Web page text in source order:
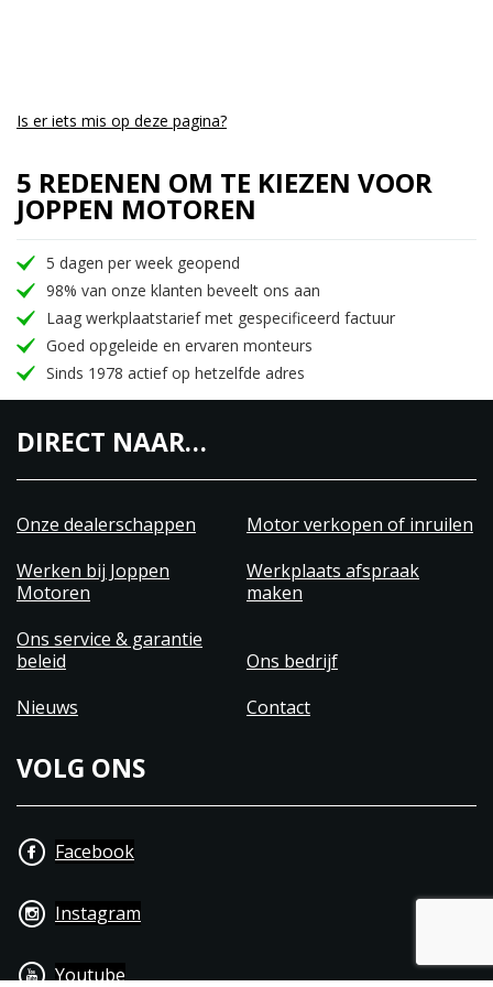
Is er iets mis op deze pagina?
5 REDENEN OM TE KIEZEN VOOR
JOPPEN MOTOREN
5 dagen per week geopend
98% van onze klanten beveelt ons aan
Laag werkplaatstarief met gespecificeerd factuur
Goed opgeleide en ervaren monteurs
Sinds 1978 actief op hetzelfde adres
DIRECT NAAR…
Onze dealerschappen
Motor verkopen of inruilen
Werken bij Joppen
Motoren
Werkplaats afspraak
maken
Ons service & garantie
beleid
Ons bedrijf
Nieuws
Contact
VOLG ONS
Facebook
Instagram
Youtube